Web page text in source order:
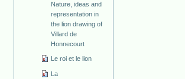
Nature, ideas and
representation in
the lion drawing of
Villard de
Honnecourt
Le roi et le lion
La